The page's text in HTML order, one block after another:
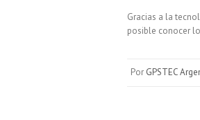
Gracias a la
posible conocer
Por GPSTEC